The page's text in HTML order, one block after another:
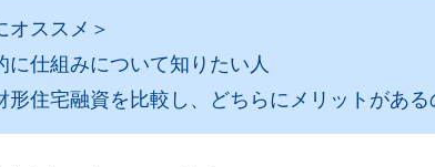
オススメ＞
に仕組みについて知りたい人
形住宅融資を比較し、どちらにメリットがある